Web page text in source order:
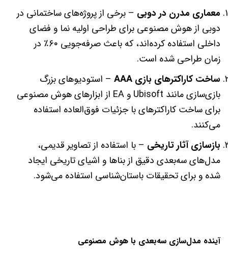
معماری مدرن در دوبی – برخی از پروژه‌های ساختمانی در
دوبی از هوش مصنوعی برای طراحی اولیه نما و فضای
داخلی استفاده کرده‌اند، که باعث صرفه‌جویی ۶۰٪ در
زمان طراحی شده است.
ساخت کاراکترهای بازی AAA
– استودیوهای بزرگ
بازی‌سازی مانند Ubisoft و EA از ابزارهای هوش مصنوعی
برای ساخت کاراکترهای با جزئیات فوق‌العاده استفاده
می‌کنند.
بازسازی آثار تاریخی – با استفاده از تصاویر قدیمی،
مدل‌های سه‌بعدی دقیق از بناها و اشیای تاریخی ایجاد
شده و برای تحقیقات باستان‌شناسی استفاده می‌شود.
آینده مدل‌سازی سه‌بعدی با هوش مصنوعی